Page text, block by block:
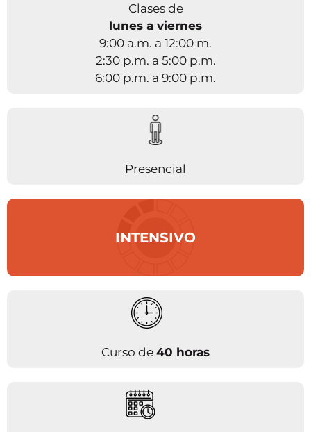
Clases de
lunes a viernes
9:00 a.m. a 12:00 m.
2:30 p.m. a 5:00 p.m.
6:00 p.m. a 9:00 p.m.
Presencial
INTENSIVO
Curso de 40 horas